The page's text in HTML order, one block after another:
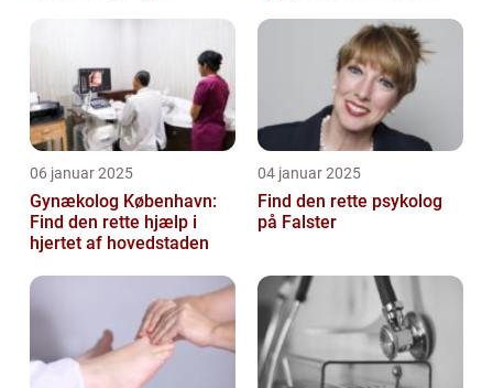
06 januar 2025
Gynækolog København:
Find den rette hjælp i
hjertet af hovedstaden
04 januar 2025
Find den rette psykolog
på Falster